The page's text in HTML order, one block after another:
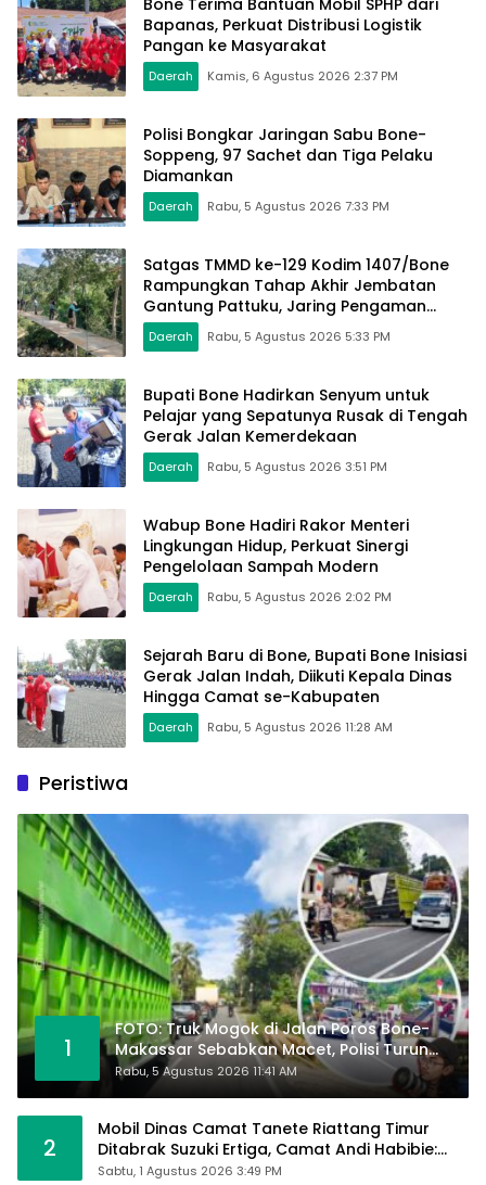
Bapanas, Perkuat Distribusi Logistik
Pangan ke Masyarakat
Daerah Kamis, 6 Agustus 2026 2:37 PM
Polisi Bongkar Jaringan Sabu Bone-
Soppeng, 97 Sachet dan Tiga Pelaku
Diamankan
Daerah Rabu, 5 Agustus 2026 7:33 PM
Satgas TMMD ke-129 Kodim 1407/Bone
Rampungkan Tahap Akhir Jembatan
Gantung Pattuku, Jaring Pengaman
Mulai Terpasang
Daerah Rabu, 5 Agustus 2026 5:33 PM
Bupati Bone Hadirkan Senyum untuk
Pelajar yang Sepatunya Rusak di Tengah
Gerak Jalan Kemerdekaan
Daerah Rabu, 5 Agustus 2026 3:51 PM
Wabup Bone Hadiri Rakor Menteri
Lingkungan Hidup, Perkuat Sinergi
Pengelolaan Sampah Modern
Daerah Rabu, 5 Agustus 2026 2:02 PM
Sejarah Baru di Bone, Bupati Bone Inisiasi
Gerak Jalan Indah, Diikuti Kepala Dinas
Hingga Camat se-Kabupaten
Daerah Rabu, 5 Agustus 2026 11:28 AM
Peristiwa
1
FOTO: Truk Mogok di Jalan Poros Bone-
Makassar Sebabkan Macet, Polisi Turun
Tangan
Rabu, 5 Agustus 2026 11:41 AM
2
Mobil Dinas Camat Tanete Riattang Timur
Ditabrak Suzuki Ertiga, Camat Andi Habibie:
Alhamdulillah Saya Baik-Baik Saja
Sabtu, 1 Agustus 2026 3:49 PM